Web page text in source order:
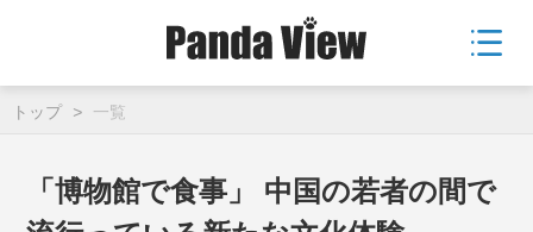
トップ > 一覧
「博物館で食事」 中国の若者の間で